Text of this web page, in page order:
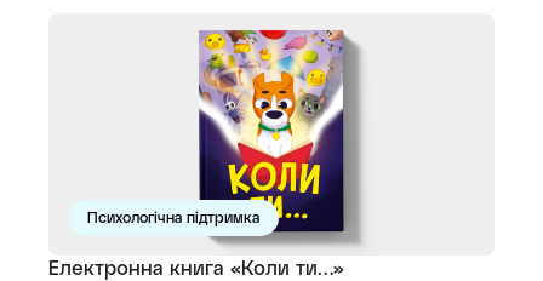
Психологічна підтримка
Електронна книга «Коли ти…»